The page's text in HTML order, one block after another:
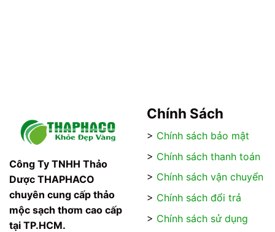
được
trên
sản
phẩm
có
thể
được
trên
trang
phẩm
Công Ty TNHH Thảo
Dược THAPHACO
chuyên cung cấp thảo
mộc sạch thơm cao cấp
tại TP.HCM.
Chính Sách
> Chính sách bảo mật
> Chính sách thanh toán
> Chính sách vận chuyển
> Chính sách đổi trả
> Chính sách sử dụng